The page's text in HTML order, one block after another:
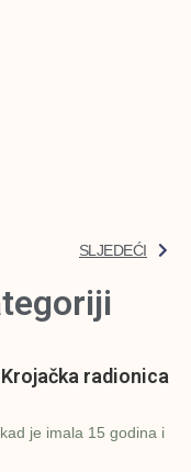
SLJEDEĆI
radionica
je imala 15 godina i